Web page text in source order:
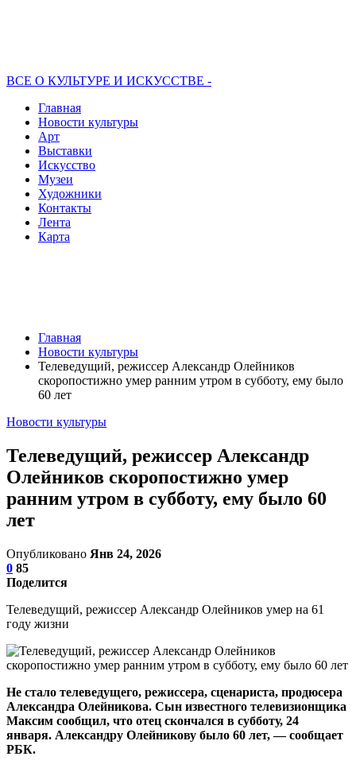
ВСЕ О КУЛЬТУРЕ И ИСКУССТВЕ -
Главная
Новости культуры
Арт
Выставки
Искусство
Музеи
Художники
Контакты
Лента
Карта
Главная
Новости культуры
Телеведущий, режиссер Александр Олейников
скоропостижно умер ранним утром в субботу, ему было
60 лет
Новости культуры
Телеведущий, режиссер Александр
Олейников скоропостижно умер
ранним утром в субботу, ему было 60
лет
Опубликовано Янв 24, 2026
0 85
Поделится
Телеведущий, режиссер Александр Олейников умер на 61
году жизни
Не стало телеведущего, режиссера, сценариста, продюсера
Александра Олейникова. Сын известного телевизионщика
Максим сообщил, что отец скончался в субботу, 24
января. Александру Олейникову было 60 лет, — сообщает
РБК.